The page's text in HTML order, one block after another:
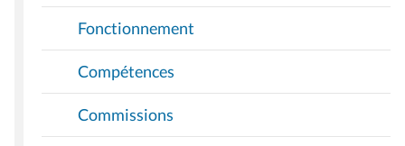
Fonctionnement
Compétences
Commissions